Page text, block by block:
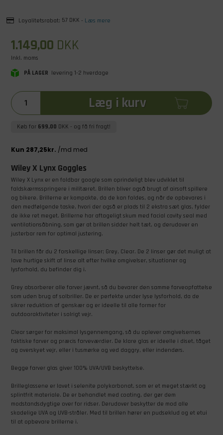
Loyalitetsrabat: 57 DKK - Læs mere
1.149,00 DKK
Inkl. moms
PÅ LAGER levering 1-2 hverdage
Læg i kurv
Køb for 699,00 DKK - og få fri fragt!
Wiley X Lynx Goggles
Wiley X Lynx er en foldbar google som oprindeligt blev udviklet til
faldskærmsspringere i militæret. Brillen bliver også brugt af airsoft spillere
og bikere. Brillerne er kompakte, da de kan foldes, og når de opbevares i
den medfølgende taske, hvori der også er plads til 2 ekstra sæt glas, fylder
de ikke ret meget. Brillerne har aftageligt skum med facial cavity seal med
ventilationsåbning, som gør at brillen sidder helt tæt, og derudover en
justerbar rem for optimal justering.
Til brillen får du 2 forskellige linser; Grey, Clear. De 2 linser gør det muligt at
lave hurtige skift af linse alt efter hvilke omgivelser, situationer og
lysforhold, du befinder dig i.
Grey absorberer alle farver jævnt, så du bevarer den samme farveopfattelse
som uden brug af solbriller. De er perfekte under lyse lysforhold, da de
sikrer reduktion af genskær og er ideelle til alle former for
outdooraktiviteter i solrigt vejr.
Clear sørger for maksimal lysgennemgang, så du oplever omgivelsernes
faktiske farver og præcis farveværdier. De klare glas er ideelle i diset, tåget
og overskyet vejr, eller i tusmørke og ved daggry, eller indendørs.
Begge farver glas giver 100% UVA/UVB beskyttelse.
Brilleglassene er lavet i selenite polykarbonat, som er et meget stærkt og
splintfrit materiale. De er behandlet med coating, der gør dem
modstandsdygtige over for ridser. Derudover beskytter de mod alle
skadelige UVA og UVB-stråler. Med til brillen hører en pudseklud og et etui
til at opbevare brillerne i.